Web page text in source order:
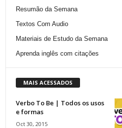
Resumão da Semana
Textos Com Audio
Materiais de Estudo da Semana
Aprenda inglês com citações
MAIS ACESSADOS
Verbo To Be | Todos os usos
e formas
Oct 30, 2015